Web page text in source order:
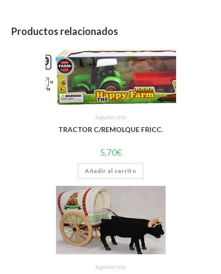
Productos relacionados
Juguetes niño
TRACTOR C/REMOLQUE FRICC.
5,70€
Añadir al carrito
Juguetes niño